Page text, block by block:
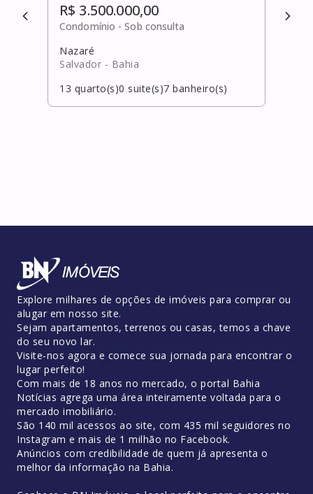
R$ 3.500.000,00
Condomínio -Sob consulta
Nazaré
Salvador - Bahia
13 quarto(s)0 suite(s)7 banheiro(s)
R$
Explore milhares de opções de imóveis para comprar ou
alugar em nosso site.
Sejam apartamentos, terrenos ou casas, temos a chave
do seu novo lar.
Visite-nos agora e comece sua jornada para encontrar o
lugar perfeito!
Com mais de 18 anos no mercado, o portal Bahia
Notícias agrega uma área inteiramente voltada para o
mercado imobiliário.
São 140 mil acessos ao site, com 435 mil seguidores no
Instagram e mais de 1 milhão no Facebook.
Anúncios com credibilidade de quem já apresenta o
melhor da informação na Bahia.